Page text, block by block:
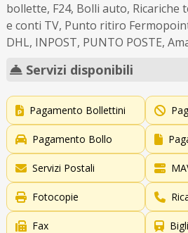
bollette, F24, Bolli auto, Ricariche
e conti TV, Punto ritiro
DHL, INPOST, PUNTO POSTE,
Servizi disponibili
Pagamento Bollettini
Pagamento Bollo
Servizi Postali
Fotocopie
Fax